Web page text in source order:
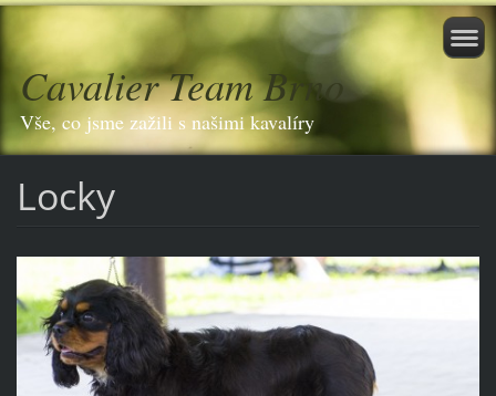
Cavalier Team Brno
Vše, co jsme zažili s našimi kavalíry
Locky